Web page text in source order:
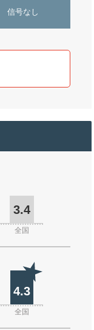
信号なし
3.4
全国
4.3
全国